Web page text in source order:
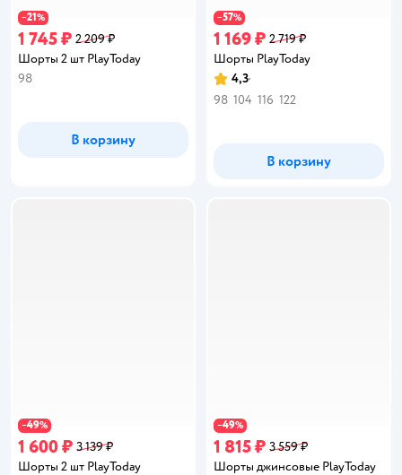
−21%
1 745 ₽ 2 209 ₽
Шорты 2 шт PlayToday
98
В корзину
−57%
1 169 ₽ 2 719 ₽
Шорты PlayToday
Рейтинг:
4,3
98 104 116 122
В корзину
−49%
1 600 ₽ 3 139 ₽
Шорты 2 шт PlayToday
−49%
1 815 ₽ 3 559 ₽
Шорты джинсовые PlayToday